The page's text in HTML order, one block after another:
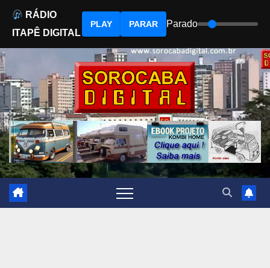
to
content
RÁDIO
ITAPÊ DIGITAL
PLAY PARAR Parado